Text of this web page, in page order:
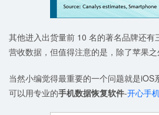
其他进入出货量前 10 名的著名品牌还
营收数据，但值得注意的是，除了苹果
当然小编觉得最重要的一个问题就是
可以用专业的手机数据恢复软件-开心手